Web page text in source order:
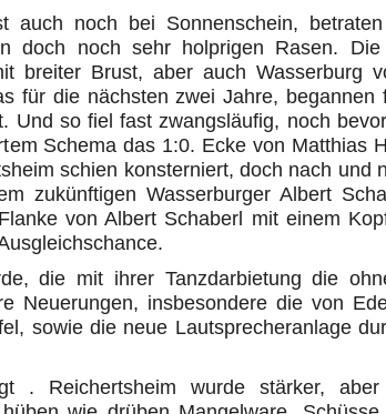
auch noch bei Sonnenschein,
doch noch sehr holprigen Rasen.
breiter Brust, aber auch Wasserburg
für die nächsten zwei Jahre, begannen
Und so fiel fast zwangsläufig, noch
Schema das 1:0. Ecke von Matthias
schien konsterniert, doch nach und
zukünftigen Wasserburger Albert
von Albert Schaberl mit einem
die mit ihrer Tanzdarbietung die
Neuerungen, insbesondere die von
sowie die neue Lautsprecheranlage
. Reichertsheim wurde stärker,